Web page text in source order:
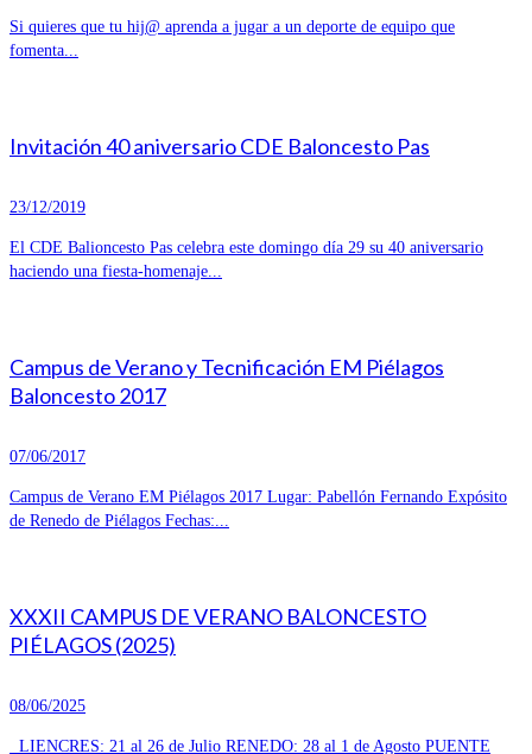
Si quieres que tu hij@ aprenda a jugar a un deporte de equipo que
fomenta...
Invitación 40 aniversario CDE Baloncesto Pas
23/12/2019
El CDE Balioncesto Pas celebra este domingo día 29 su 40 aniversario
haciendo una fiesta-homenaje...
Campus de Verano y Tecnificación EM Piélagos
Baloncesto 2017
07/06/2017
Campus de Verano EM Piélagos 2017 Lugar: Pabellón Fernando Expósito
de Renedo de Piélagos Fechas:...
XXXII CAMPUS DE VERANO BALONCESTO
PIÉLAGOS (2025)
08/06/2025
LIENCRES: 21 al 26 de Julio RENEDO: 28 al 1 de Agosto PUENTE